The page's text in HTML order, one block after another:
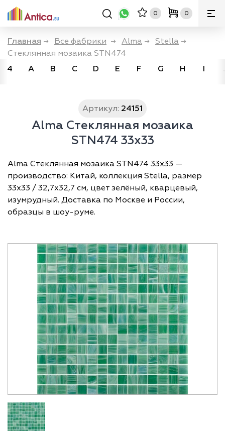
0 0
Главная → Все фабрики → Alma → Stella →
Стеклянная мозаика STN474
4
A B C D E F G H I
Артикул: 24151
Alma Стеклянная мозаика
STN474 33x33
Alma Стеклянная мозаика STN474 33x33 —
производство: Китай, коллекция Stella, размер
33х33 / 32,7х32,7 см, цвет зелёный, кварцевый,
изумрудный. Доставка по Москве и России,
образцы в шоу-руме.